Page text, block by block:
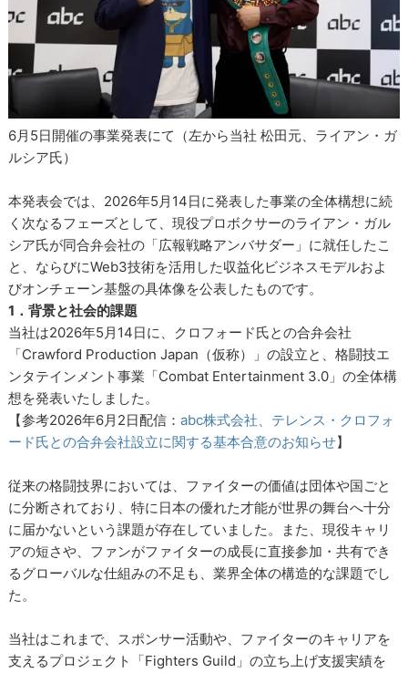
6月5日開催の事業発表にて（左から当社 松田元、ライアン・ガ
ルシア氏）
本発表会では、2026年5月14日に発表した事業の全体構想に続
く次なるフェーズとして、現役プロボクサーのライアン・ガル
シア氏が同合弁会社の「広報戦略アンバサダー」に就任したこ
と、ならびにWeb3技術を活用した収益化ビジネスモデルおよ
びオンチェーン基盤の具体像を公表したものです。
1．背景と社会的課題
当社は2026年5月14日に、クロフォード氏との合弁会社
「Crawford Production Japan（仮称）」の設立と、格闘技エ
ンタテインメント事業「Combat Entertainment 3.0」の全体構
想を発表いたしました。
【参考2026年6月2日配信：abc株式会社、テレンス・クロフォ
ード氏との合弁会社設立に関する基本合意のお知らせ】
従来の格闘技界においては、ファイターの価値は団体や国ごと
に分断されており、特に日本の優れた才能が世界の舞台へ十分
に届かないという課題が存在していました。また、現役キャリ
アの短さや、ファンがファイターの成長に直接参加・共有でき
るグローバルな仕組みの不足も、業界全体の構造的な課題でし
た。
当社はこれまで、スポンサー活動や、ファイターのキャリアを
支えるプロジェクト「Fighters Guild」の立ち上げ支援実績を